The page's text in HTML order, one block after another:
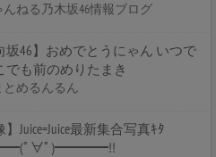
んねる乃木坂46情報ブログ
坂46】おめでとうにゃん いつで
でも前のめりたまき
とめるんるん
】Juice=Juice最新集合写真ｷﾀ
ﾟ∀ﾟ)━━━━!!